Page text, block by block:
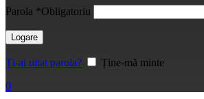
Parola *Obligatoriu
Logare
Ți-ai uitat parola?
Ține-mă minte
0